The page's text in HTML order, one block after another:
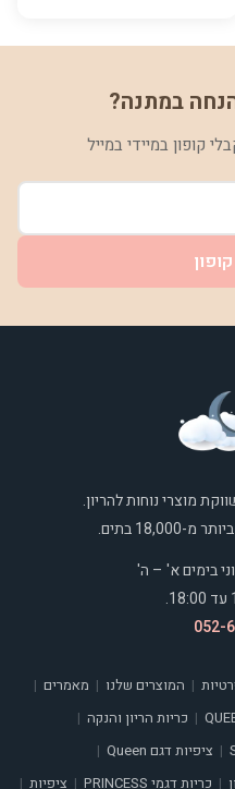
קופון במיידי במייל
מוצרי נוחות להריון.
בתים.
בימים א' – ה'
052-
| המוצרים שלנו | מאמרים |
| כריות הריון והנקה |
| ציפיות דגם Queen |
| כריות דגמי PRINCESS | ציפיות |